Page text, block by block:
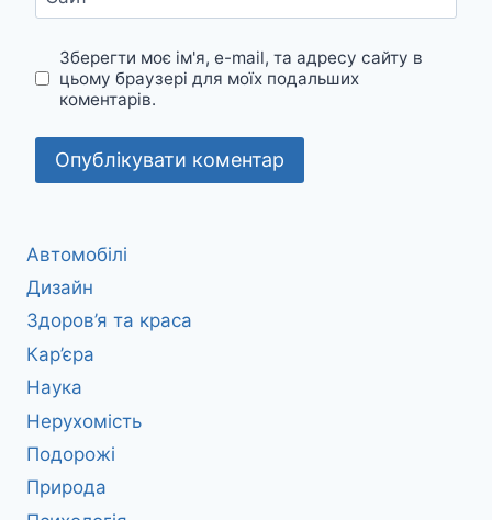
Зберегти моє ім'я, e-mail, та адресу сайту в
цьому браузері для моїх подальших
коментарів.
Автомобілі
Дизайн
Здоров’я та краса
Кар’єра
Наука
Нерухомість
Подорожі
Природа